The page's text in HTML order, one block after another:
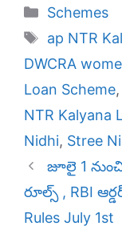
Categories
Schemes
Tags
ap NTR
DWCRA
Loan Scheme,
NTR Kalyana
Nidhi, Stree
జూలై 1
రూల్స్ , RBI
Rules July 1st